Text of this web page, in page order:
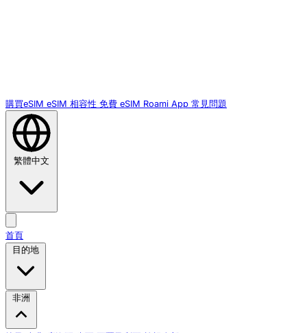
購買eSIM eSIM 相容性 免費 eSIM Roami App 常見問題
繁體中文
首頁
目的地
非洲